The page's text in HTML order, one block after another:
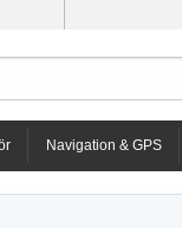
Navigation & GPS